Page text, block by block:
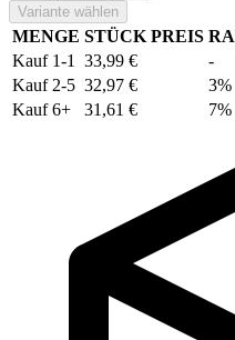
Variante wählen
MENGE STÜCK PREIS
Kauf 1-1
33,99 €
-
Kauf 2-5 32,97 €
3%
Kauf 6+
31,61 € 7%